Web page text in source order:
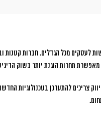
לעסקים מכל הגדלים. חברות קטנות
מאפשרת תחרות הוגנת יותר בשוק
צריכים להתעדכן בטכנולוגיות